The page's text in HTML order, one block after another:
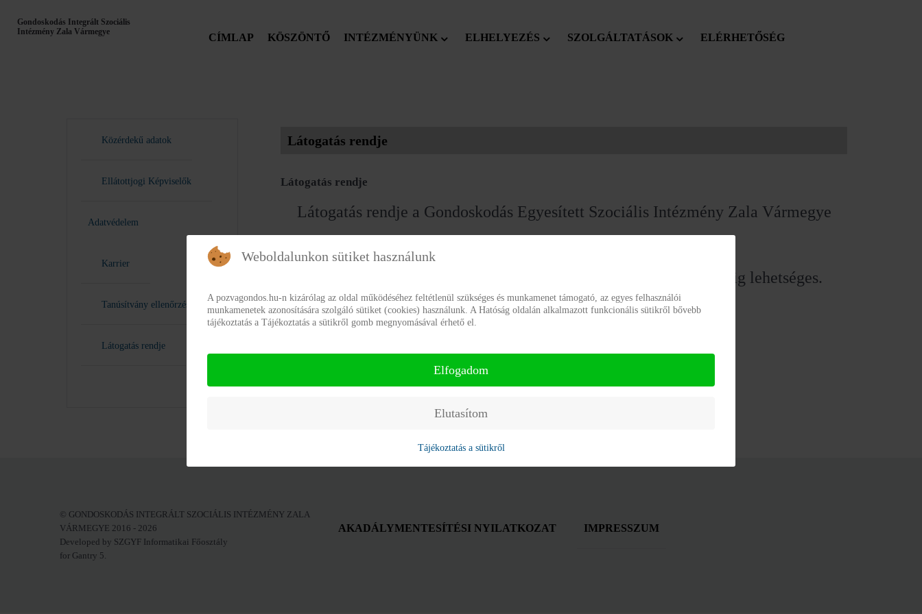
Gondoskodás Integrált Szociális
Intézmény Zala Vármegye
CÍMLAP KÖSZÖNTŐ INTÉZMÉNYÜNK ELHELYEZÉS SZOLGÁLTATÁSOK ELÉRHETŐSÉG
Közérdekű adatok
Ellátottjogi Képviselők
Adatvédelem
Karrier
Tanúsítvány ellenőrzés
Látogatás rendje
Látogatás rendje
Látogatás rendje
Látogatás rendje a Gondoskodás Egyesített Szociális Intézmény Zala Vármegye
Az ellátottak látogatása naponta 11:00-13:00 ás 15:00-19:00 óráig lehetséges.
Kérem látogatás rendjének pontos betartását!
© GONDOSKODÁS INTEGRÁLT SZOCIÁLIS INTÉZMÉNY ZALA
VÁRMEGYE 2016 - 2026
Developed by SZGYF Informatikai Főosztály
for Gantry 5.
AKADÁLYMENTESÍTÉSI NYILATKOZAT IMPRESSZUM
Weboldalunkon sütiket használunk
A pozvagondos.hu-n kizárólag az oldal működéséhez feltétlenül szükséges és munkamenet támogató, az egyes felhasználói
munkamenetek azonosítására szolgáló sütiket (cookies) használunk. A Hatóság oldalán alkalmazott funkcionális sütikről bővebb
tájékoztatás a Tájékoztatás a sütikről gomb megnyomásával érhető el.
Elfogadom
Elutasítom
Tájékoztatás a sütikről